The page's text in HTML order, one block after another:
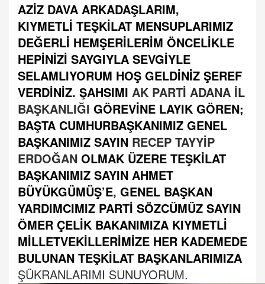
AZİZ DAVA ARKADAŞLARIM,
KIYMETLİ TEŞKİLAT MENSUPLARIMIZ
DEĞERLİ HEMŞERİLERİM ÖNCELİKLE
HEPİNİZİ SAYGIYLA SEVGİYLE
SELAMLIYORUM HOŞ GELDİNİZ ŞEREF
VERDİNİZ. ŞAHSIMI AK PARTİ ADANA İL
BAŞKANLIĞI GÖREVİNE LAYIK GÖREN;
BAŞTA CUMHURBAŞKANIMIZ GENEL
BAŞKANIMIZ SAYIN RECEP TAYYİP
ERDOĞAN OLMAK ÜZERE TEŞKİLAT
BAŞKANIMIZ SAYIN AHMET
BÜYÜKGÜMÜŞ’E, GENEL BAŞKAN
YARDIMCIMIZ PARTİ SÖZCÜMÜZ SAYIN
ÖMER ÇELİK BAKANIMIZA KIYMETLİ
MİLLETVEKİLLERİMİZE HER KADEMEDE
BULUNAN TEŞKİLAT BAŞKANLARIMIZA
ŞÜKRANLARIMI SUNUYORUM.